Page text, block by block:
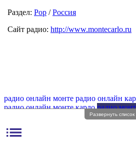
Раздел: Pop /Россия
Сайт радио: http://www.montecarlo.ru
радио онлайн монте радио онлайн
радио онлайн монте карло радио
радио карло
радио монте
радио монте карло fm
Развернуть список
list